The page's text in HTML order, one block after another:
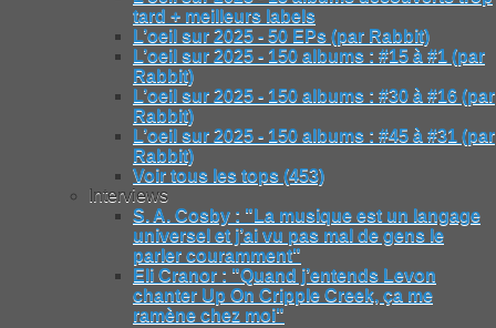
tard + meilleurs labels
L’oeil sur 2025 - 50 EPs (par Rabbit)
L’oeil sur 2025 - 150 albums : #15 à #1 (par
Rabbit)
L’oeil sur 2025 - 150 albums : #30 à #16 (par
Rabbit)
L’oeil sur 2025 - 150 albums : #45 à #31 (par
Rabbit)
Voir tous les tops (453)
Interviews
S. A. Cosby : "La musique est un langage
universel et j’ai vu pas mal de gens le
parler couramment"
Eli Cranor : "Quand j’entends Levon
chanter Up On Cripple Creek, ça me
ramène chez moi"